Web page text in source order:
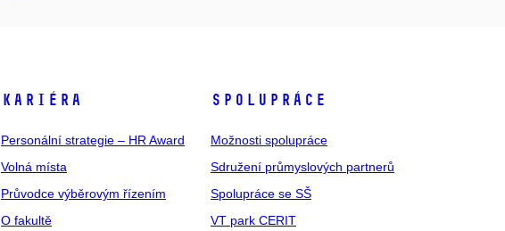
KARIÉRA
Personální strategie – HR Award
Volná místa
Průvodce výběrovým řízením
O fakultě
SPOLUPRÁCE
Možnosti spolupráce
Sdružení průmyslových partnerů
Spolupráce se SŠ
VT park CERIT